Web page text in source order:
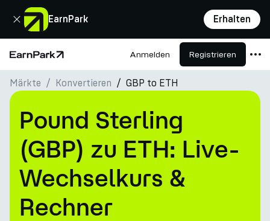
EarnPark Erhalten
Schließen
Startseite Anmelden Registrieren
Produkte
Märkte
Rechner
PARK Token
Ressourcen
Unternehmen
Märkte Konvertieren GBP to ETH
Pound Sterling
(GBP) zu ETH: Live-
Wechselkurs &
Rechner